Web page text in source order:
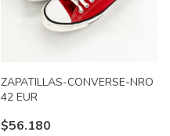
ZAPATILLAS-CONVERSE-NRO
42 EUR
$56.180